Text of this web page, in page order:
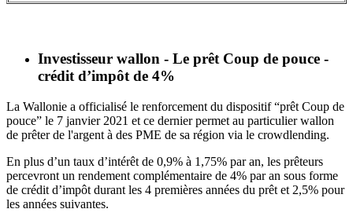
Investisseur wallon - Le prêt Coup de pouce -
crédit d’impôt de 4%
La Wallonie a officialisé le renforcement du dispositif “prêt Coup de
pouce” le 7 janvier 2021 et ce dernier permet au particulier wallon
de prêter de l'argent à des PME de sa région via le crowdlending.
En plus d’un taux d’intérêt de 0,9% à 1,75% par an, les prêteurs
percevront un rendement complémentaire de 4% par an sous forme
de crédit d’impôt durant les 4 premières années du prêt et 2,5% pour
les années suivantes.